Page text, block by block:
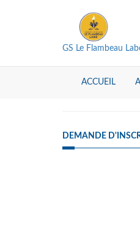
GS Le Flambeau
ACCUEIL
DEMANDE